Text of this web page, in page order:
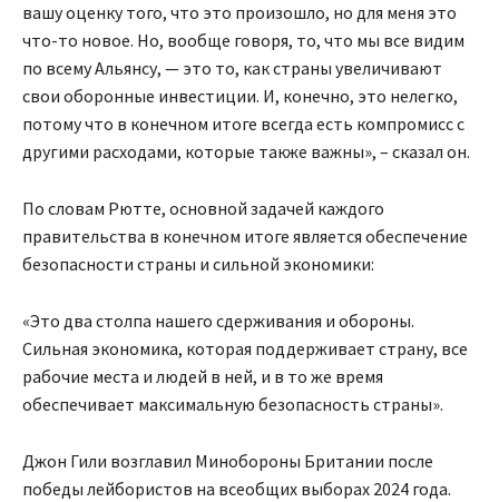
вашу оценку того, что это произошло, но для меня это
что-то новое. Но, вообще говоря, то, что мы все видим
по всему Альянсу, — это то, как страны увеличивают
свои оборонные инвестиции. И, конечно, это нелегко,
потому что в конечном итоге всегда есть компромисс с
другими расходами, которые также важны», – сказал он.
По словам Рютте, основной задачей каждого
правительства в конечном итоге является обеспечение
безопасности страны и сильной экономики:
«Это два столпа нашего сдерживания и обороны.
Сильная экономика, которая поддерживает страну, все
рабочие места и людей в ней, и в то же время
обеспечивает максимальную безопасность страны».
Джон Гили возглавил Минобороны Британии после
победы лейбористов на всеобщих выборах 2024 года.